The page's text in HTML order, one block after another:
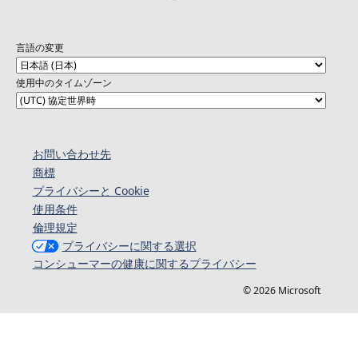
言語の変更
使用中のタイムゾーン
お問い合わせ先
商標
プライバシーと Cookie
使用条件
倫理規定
プライバシーに関する選択
コンシューマーの健康に関するプライバシー
© 2026 Microsoft